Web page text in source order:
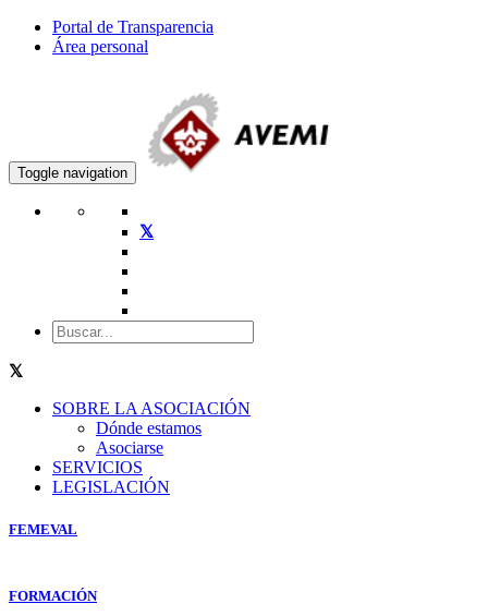
Portal de Transparencia
Área personal
Toggle navigation
SOBRE LA ASOCIACIÓN
Dónde estamos
Asociarse
SERVICIOS
LEGISLACIÓN
FEMEVAL
FORMACIÓN